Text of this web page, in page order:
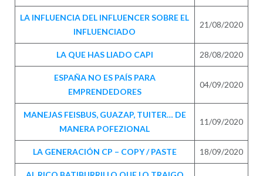
LA INFLUENCIA DEL INFLUENCER SOBRE EL
INFLUENCIADO
21/08/2020
LA QUE HAS LIADO CAPI 28/08/2020
ESPAÑA NO ES PAÍS PARA
EMPRENDEDORES
04/09/2020
MANEJAS FEISBUS, GUAZAP, TUITER… DE
MANERA POFEZIONAL
11/09/2020
LA GENERACIÓN CP – COPY / PASTE 18/09/2020